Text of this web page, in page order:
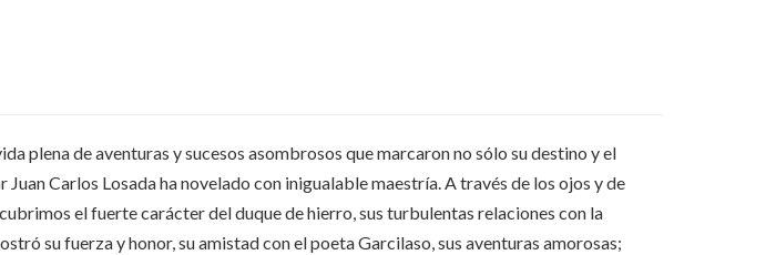
plena de aventuras y sucesos asombrosos que marcaron no sólo su destino y el
Carlos Losada ha novelado con inigualable maestría. A través de los ojos y de
el fuerte carácter del duque de hierro, sus turbulentas relaciones con la
su fuerza y honor, su amistad con el poeta Garcilaso, sus aventuras amorosas;